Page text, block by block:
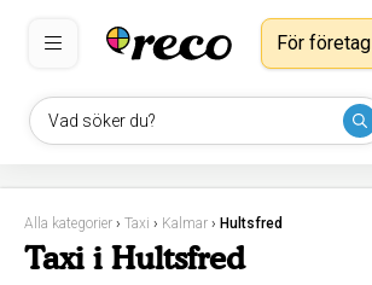
Vad söker du?
För företag
Alla kategorier › Taxi › Kalmar › Hultsfred
Taxi i Hultsfred